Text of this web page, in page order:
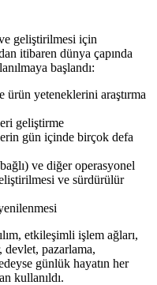
geliştirilmesi için
itibaren dünya çapında
başlandı:
yeteneklerini araştırma
geliştirme
gün içinde birçok defa
ve diğer operasyonel
ve sürdürülür
etkileşimli işlem ağları,
devlet, pazarlama,
günlük hayatın her
kullanıldı.